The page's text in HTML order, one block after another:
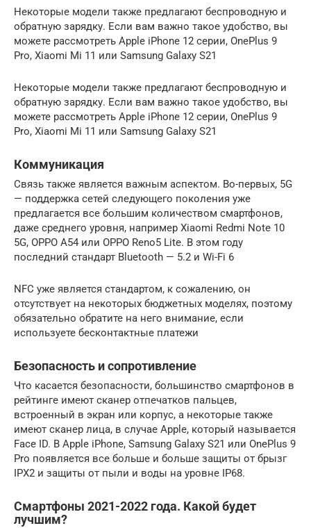
Некоторые модели также предлагают беспроводную и
обратную зарядку. Если вам важно такое удобство, вы
можете рассмотреть Apple iPhone 12 серии, OnePlus 9
Pro, Xiaomi Mi 11 или Samsung Galaxy S21
Некоторые модели также предлагают беспроводную и
обратную зарядку. Если вам важно такое удобство, вы
можете рассмотреть Apple iPhone 12 серии, OnePlus 9
Pro, Xiaomi Mi 11 или Samsung Galaxy S21
Коммуникация
Связь также является важным аспектом. Во-первых, 5G
— поддержка сетей следующего поколения уже
предлагается все большим количеством смартфонов,
даже среднего уровня, например Xiaomi Redmi Note 10
5G, OPPO A54 или OPPO Reno5 Lite. В этом году
последний стандарт Bluetooth — 5.2 и Wi-Fi 6
NFC уже является стандартом, к сожалению, он
отсутствует на некоторых бюджетных моделях, поэтому
обязательно обратите на него внимание, если
используете бесконтактные платежи
Безопасность и сопротивление
Что касается безопасности, большинство смартфонов в
рейтинге имеют сканер отпечатков пальцев,
встроенный в экран или корпус, а некоторые также
имеют сканер лица, в случае Apple, который называется
Face ID. В Apple iPhone, Samsung Galaxy S21 или OnePlus 9
Pro появляется все больше и больше защиты от брызг
IPX2 и защиты от пыли и воды на уровне IP68.
Смартфоны 2021-2022 года. Какой будет
лучшим?